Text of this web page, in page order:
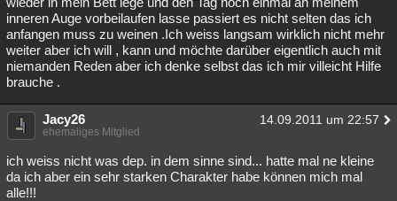
inneren Auge vorbeilaufen lasse passiert es nicht selten das ich
anfangen muss zu weinen .Ich weiss langsam wirklich nicht mehr
weiter aber ich will , kann und möchte darüber eigentlich auch mit
niemanden Reden aber ich denke selbst das ich mir villeicht Hilfe
brauche .
Jacy26 14.09.2011 um 22:57
ehemaliges Mitglied
ich weiss nicht was dep. in dem sinne sind... hatte mal ne kleine
da ich aber ein sehr starken Charakter habe können mich mal
alle!!!